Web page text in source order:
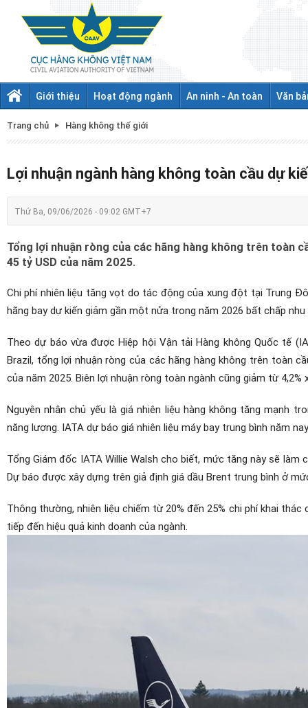
Giới thiệu Hoạt động ngành An ninh - An toàn Văn
Trang chủ Hàng không thế giới
Lợi nhuận ngành hàng không toàn cầu dự
Thứ Ba, 09/06/2026 - 09:02 GMT+7
Tổng lợi nhuận ròng của các hãng hàng không trên toàn
45 tỷ USD của năm 2025.
Chi phí nhiên liệu tăng vọt do tác động của xung đột tại Trung
hãng bay dự kiến giảm gần một nửa trong năm 2026 bất chấp
Theo dự báo vừa được Hiệp hội Vận tải Hàng không Quốc tế
Brazil, tổng lợi nhuận ròng của các hãng hàng không trên toàn
của năm 2025. Biên lợi nhuận ròng toàn ngành cũng giảm từ 4,2%
Nguyên nhân chủ yếu là giá nhiên liệu hàng không tăng mạnh
năng lượng. IATA dự báo giá nhiên liệu máy bay trung bình năm
Tổng Giám đốc IATA Willie Walsh cho biết, mức tăng này sẽ
Dự báo được xây dựng trên giả định giá dầu Brent trung bình ở
Thông thường, nhiên liệu chiếm từ 20% đến 25% chi phí khai
tiếp đến hiệu quả kinh doanh của ngành.